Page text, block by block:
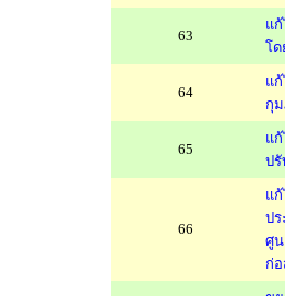
63
แ
โด
64
แ
กุ
65
แ
ปรั
66
แ
ปร
ศู
ก่